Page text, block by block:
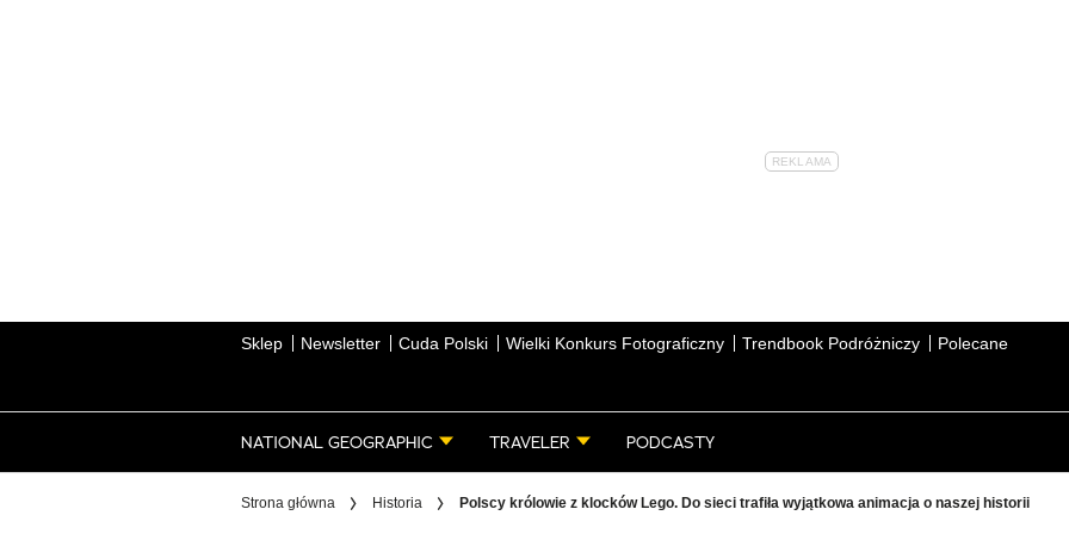
Sklep Newsletter Cuda Polski Wielki Konkurs Fotograficzny Trendbook Podróżniczy Polecane
NATIONAL GEOGRAPHIC TRAVELER PODCASTY
Strona główna Historia Polscy królowie z klocków Lego. Do sieci trafiła wyjątkowa animacja o naszej historii